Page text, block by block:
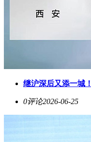
继沪深后又添一城
0评论2026-06-25